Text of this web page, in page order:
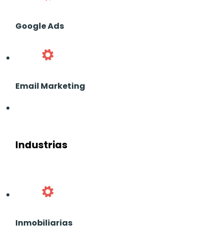
Google Ads
Email Marketing
Industrias
Inmobiliarias